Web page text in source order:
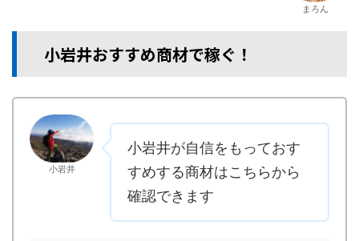
まろん
小岩井おすすめ商材で稼ぐ！
小岩井
小岩井が自信をもっておす
すめする商材はこちらから
確認できます